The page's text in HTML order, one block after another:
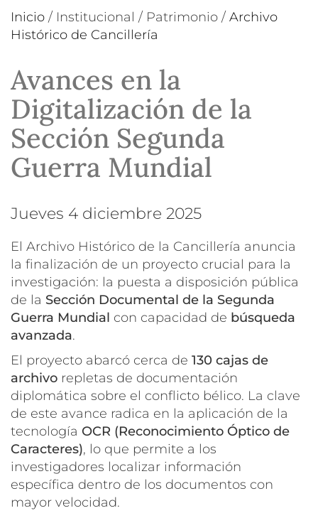
Inicio / Institucional / Patrimonio / Archivo
Histórico de Cancillería
Avances en la
Digitalización de la
Sección Segunda
Guerra Mundial
jueves 4 diciembre 2025
El Archivo Histórico de la Cancillería anuncia
la finalización de un proyecto crucial para la
investigación: la puesta a disposición pública
de la Sección Documental de la Segunda
Guerra Mundial con capacidad de búsqueda
avanzada.
El proyecto abarcó cerca de 130 cajas de
archivo repletas de documentación
diplomática sobre el conflicto bélico. La clave
de este avance radica en la aplicación de la
tecnología OCR (Reconocimiento Óptico de
Caracteres), lo que permite a los
investigadores localizar información
específica dentro de los documentos con
mayor velocidad.